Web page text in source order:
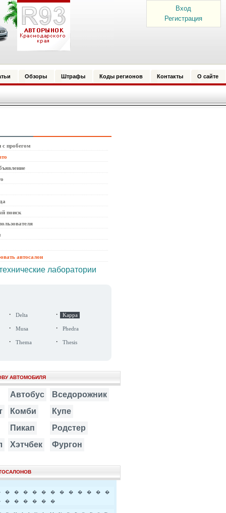
Вход
Регистрация
Обзоры Штрафы Коды регионов Контакты О сайте
пробегом
поиск
автосалон
лаборатории
· Delta · Kappa
· Musa · Phedra
· Thema · Thesis
АВТОМОБИЛЯ
Автобус
Вседорожник
Комби
Купе
Пикап
Родстер
Хэтчбек Фургон
� � � � � � � � � � �
�
� � � � � �